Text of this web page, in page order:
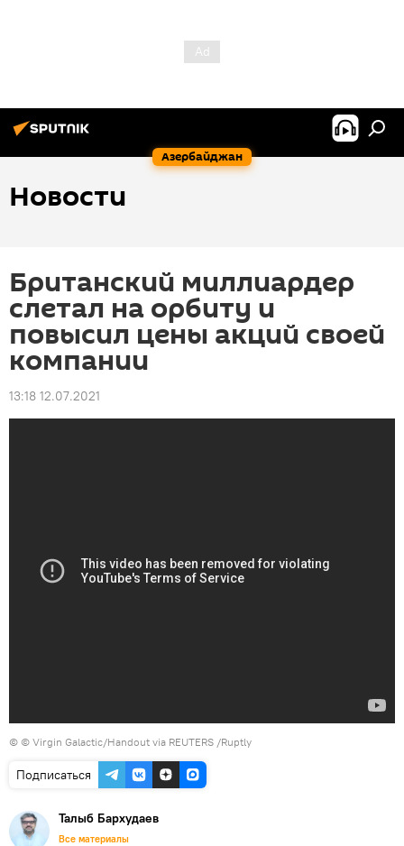
Азербайджан
Новости
Британский миллиардер
слетал на орбиту и
повысил цены акций своей
компании
13:18 12.07.2021
© © Virgin Galactic/Handout via REUTERS /Ruptly
Подписаться
Талыб Бархудаев
Все материалы